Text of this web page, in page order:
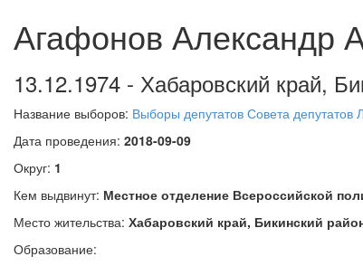
Агафонов Александр
13.12.1974 - Хабаровский край,
Название выборов: Выборы депутатов Совета депутатов
Дата проведения: 2018-09-09
Округ: 1
Кем выдвинут: Местное отделение Всероссийской
Место жительства: Хабаровский край, Бикинский
Образование: